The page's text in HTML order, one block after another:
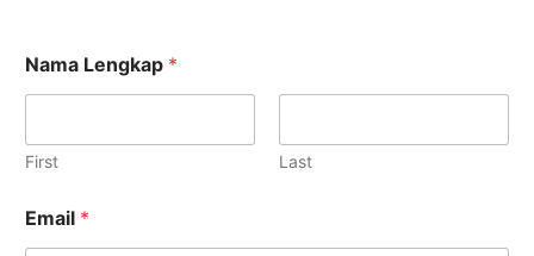
Nama Lengkap *
First Last
Email *